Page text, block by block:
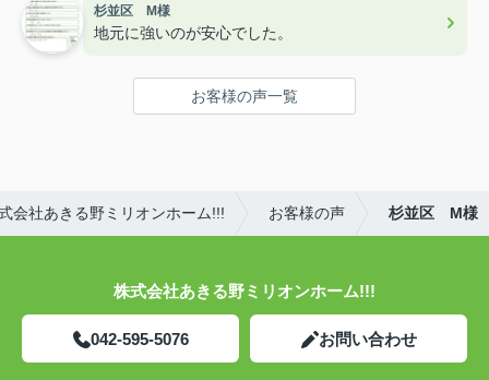
杉並区 M様
地元に強いのが安心でした。
お客様の声一覧
会社あきる野ミリオンホーム!!! お客様の声 杉並区 M様
株式会社あきる野ミリオンホーム!!!
042-595-5076 お問い合わせ